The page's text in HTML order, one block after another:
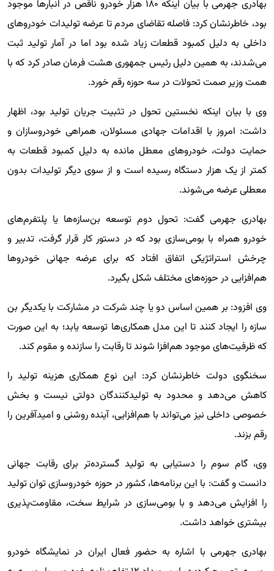
بهادری جهرمی با بیان اینکه ۱۸۰ هزار خودرو ناقص در انبارها موجود
بود، خاطرنشان کرد: فاصله تقاضای مردم تا عرضه تولیدات خودروهای
داخلی به دلیل کمبود قطعات زیاد شده بود اما در آمار تولید ثبت
می‌شدند، به همین دلیل رئیس جمهوری هشت فرمان صادر کرد که با
همت وزیر صمت تحولات در سه حوزه رقم خورد.
وی با بیان اینکه نخستین تحول در تثبیت جریان تولید بود، اظهار
داشت: امروز با اقدامات جهادی مسئولان، همراهی خودروسازان و
حمایت دولت، خودروهای معطل مانده به دلیل کمبود قطعات به
کمتر از یک هزار دستگاه رسیده است و از سوی دیگر تولیدات بدون
معطلی عرضه می‌شوند.
بهادری جهرمی گفت: تحول دوم توسعه بن‌سازه‌ها یا پلتفرم‌های
خودرو همراه با بومی‌سازی بود که در دستور کار قرار گرفت، تدبیر و
چرخش استراتژیکی اتفاق افتاد که برای عرضه جهانی خودروها
هم‌افزایی در حوزه‌های مختلف شکل بگیرد.
وی افزود: بر همین اساس دو یا چند شرکت در مشارکت با یکدیگر بن
سازه را ایجاد کنند تا این مدل همکاری‌ها توسعه یابد؛ به این صورت
که ظرفیت‌های موجود هم‌افزا شوند تا رقابت را سازنده و مقوم کند.
سخنگوی دولت خاطرنشان کرد: این نوع همکاری هزینه تولید را
کاهش می‌دهد و محدود به تولیدکنندگان دولتی نیست و بخش
خصوصی داخلی نیز می‌تواند با هم‌افزایی، آینده روشنی و امیدآفرین را
رقم بزند.
وی، گام سوم را دستیابی به تولید گسترده‌تر برای رقابت جهانی
دانست و گفت: با این برنامه‌ها، کشور در حوزه خودروسازی توان تولید
را افزایش می‌دهد و با بومی‌سازی در شرایط سخت، مقاومت‌پذیری
بیشتری خواهد داشت.
بهادری جهرمی با اشاره به حضور فعال ایران در نمایشگاه خودرو